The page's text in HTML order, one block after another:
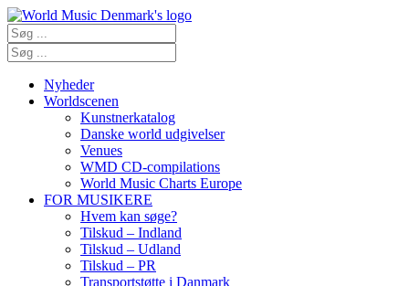
Nyheder
Worldscenen
Kunstnerkatalog
Danske world udgivelser
Venues
WMD CD-compilations
World Music Charts Europe
FOR MUSIKERE
Hvem kan søge?
Tilskud – Indland
Tilskud – Udland
Tilskud – PR
Transportstøtte i Danmark